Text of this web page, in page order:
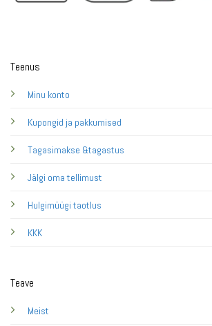
Teenus
Minu konto
Kupongid ja pakkumised
Tagasimakse &tagastus
Jälgi oma tellimust
Hulgimüügi taotlus
KKK
Teave
Meist